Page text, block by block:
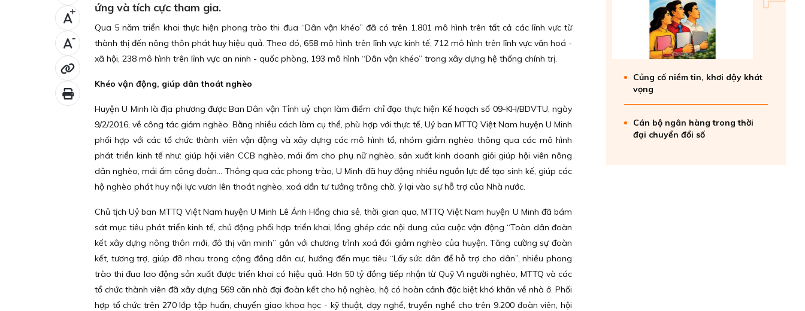
+
-
ứng và tích cực tham gia.
Qua 5 năm triển khai thực hiện phong trào thi đua “Dân vận khéo” đã có trên 1.801 mô hình trên tất cả các lĩnh vực từ
thành thị đến nông thôn phát huy hiệu quả. Theo đó, 658 mô hình trên lĩnh vực kinh tế, 712 mô hình trên lĩnh vực văn hoá -
xã hội, 238 mô hình trên lĩnh vực an ninh - quốc phòng, 193 mô hình “Dân vận khéo” trong xây dựng hệ thống chính trị.
Khéo vận động, giúp dân thoát nghèo
Huyện U Minh là địa phương được Ban Dân vận Tỉnh uỷ chọn làm điểm chỉ đạo thực hiện Kế hoạch số 09-KH/BDVTU, ngày
9/2/2016, về công tác giảm nghèo. Bằng nhiều cách làm cụ thể, phù hợp với thực tế, Uỷ ban MTTQ Việt Nam huyện U Minh
phối hợp với các tổ chức thành viên vận động và xây dựng các mô hình tổ, nhóm giảm nghèo thông qua các mô hình
phát triển kinh tế như: giúp hội viên CCB nghèo, mái ấm cho phụ nữ nghèo, sản xuất kinh doanh giỏi giúp hội viên nông
dân nghèo, mái ấm công đoàn… Thông qua các phong trào, U Minh đã huy động nhiều nguồn lực để tạo sinh kế, giúp các
hộ nghèo phát huy nội lực vươn lên thoát nghèo, xoá dần tư tưởng trông chờ, ỷ lại vào sự hỗ trợ của Nhà nước.
Chủ tịch Uỷ ban MTTQ Việt Nam huyện U Minh Lê Ánh Hồng chia sẻ, thời gian qua, MTTQ Việt Nam huyện U Minh đã bám
sát mục tiêu phát triển kinh tế, chủ động phối hợp triển khai, lồng ghép các nội dung của cuộc vận động “Toàn dân đoàn
kết xây dựng nông thôn mới, đô thị văn minh” gắn với chương trình xoá đói giảm nghèo của huyện. Tăng cường sự đoàn
kết, tương trợ, giúp đỡ nhau trong cộng đồng dân cư, hướng đến mục tiêu “Lấy sức dân để hỗ trợ cho dân”, nhiều phong
trào thi đua lao động sản xuất được triển khai có hiệu quả. Hơn 50 tỷ đồng tiếp nhận từ Quỹ Vì người nghèo, MTTQ và các
tổ chức thành viên đã xây dựng 569 căn nhà đại đoàn kết cho hộ nghèo, hộ có hoàn cảnh đặc biệt khó khăn về nhà ở. Phối
hợp tổ chức trên 270 lớp tập huấn, chuyển giao khoa học - kỹ thuật, dạy nghề, truyền nghề cho trên 9.200 đoàn viên, hội
Củng cố niềm tin, khơi dậy khát
vọng
Cán bộ ngân hàng trong thời
đại chuyển đổi số